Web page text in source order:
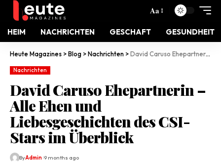
Aa
HEIM NACHRICHTEN GESCHAFT GESUNDHEIT
Heute Magazines >Blog >Nachrichten >David Caruso Ehepartnerin – Alle Ehen und Liebesgeschichten des CSI-Stars im Überblick
Nachrichten
David Caruso Ehepartnerin –
Alle Ehen und
Liebesgeschichten des CSI-
Stars im Überblick
ByAdmin 9 months ago